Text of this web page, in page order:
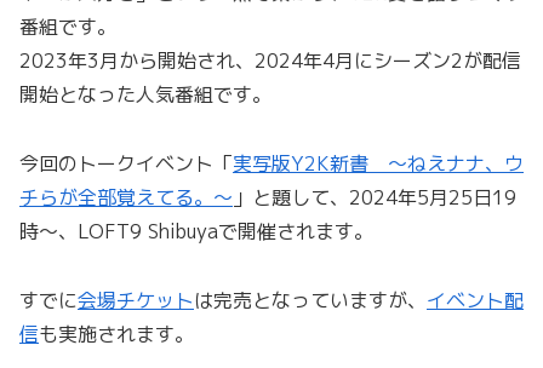
番組です。
2023年3月から開始され、2024年4月にシーズン2が配信
開始となった人気番組です。
今回のトークイベント「実写版Y2K新書 〜ねえナナ、ウ
チらが全部覚えてる。〜 」と題して、2024年5月25日19
時〜、LOFT9 Shibuyaで開催されます。
すでに会場チケットは完売となっていますが、 イベント配
信も実施されます。